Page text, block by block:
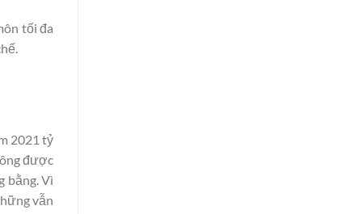
tối đa
2021 tỷ
được
bằng. Vì
vẫn